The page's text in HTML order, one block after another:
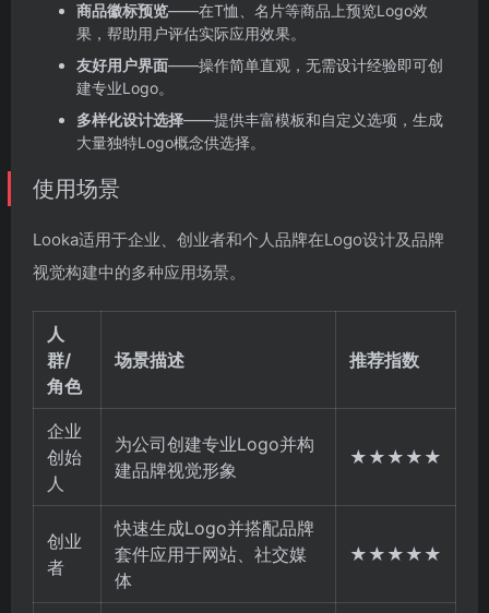
商品徽标预览——在T恤、名片等商品上预览Logo效
果，帮助用户评估实际应用效果。
友好用户界面——操作简单直观，无需设计经验即可创
建专业Logo。
多样化设计选择——提供丰富模板和自定义选项，生成
大量独特Logo概念供选择。
使用场景
Looka适用于企业、创业者和个人品牌在Logo设计及品牌
视觉构建中的多种应用场景。
人
群/
角色
场景描述 推荐指数
企业
创始
人
为公司创建专业Logo并构
建品牌视觉形象
★★★★★
创业
者
快速生成Logo并搭配品牌
套件应用于网站、社交媒
体
★★★★★